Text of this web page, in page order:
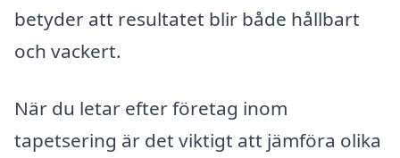
betyder att resultatet blir både hållbart
och vackert.
När du letar efter företag inom
tapetsering är det viktigt att jämföra olika